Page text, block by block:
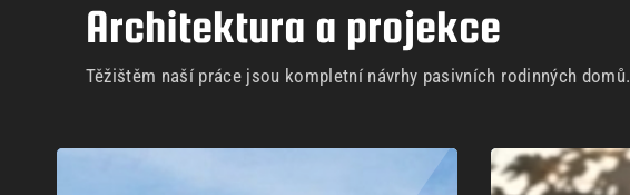
Architektura a projekce
Těžištěm naší práce jsou kompletní návrhy pasivních rodinných domů.